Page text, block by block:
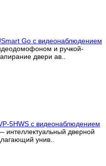
Go с видеонаблюдением
и ручкой-
двери ав..
5HWS с видеонаблюдением
интеллектуальный дверной
унив..